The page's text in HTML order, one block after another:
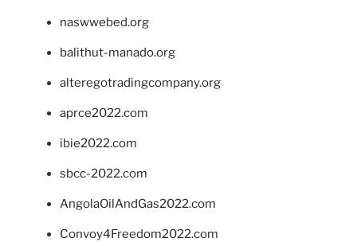
naswwebed.org
balithut-manado.org
alteregotradingcompany.org
aprce2022.com
ibie2022.com
sbcc-2022.com
AngolaOilAndGas2022.com
Convoy4Freedom2022.com